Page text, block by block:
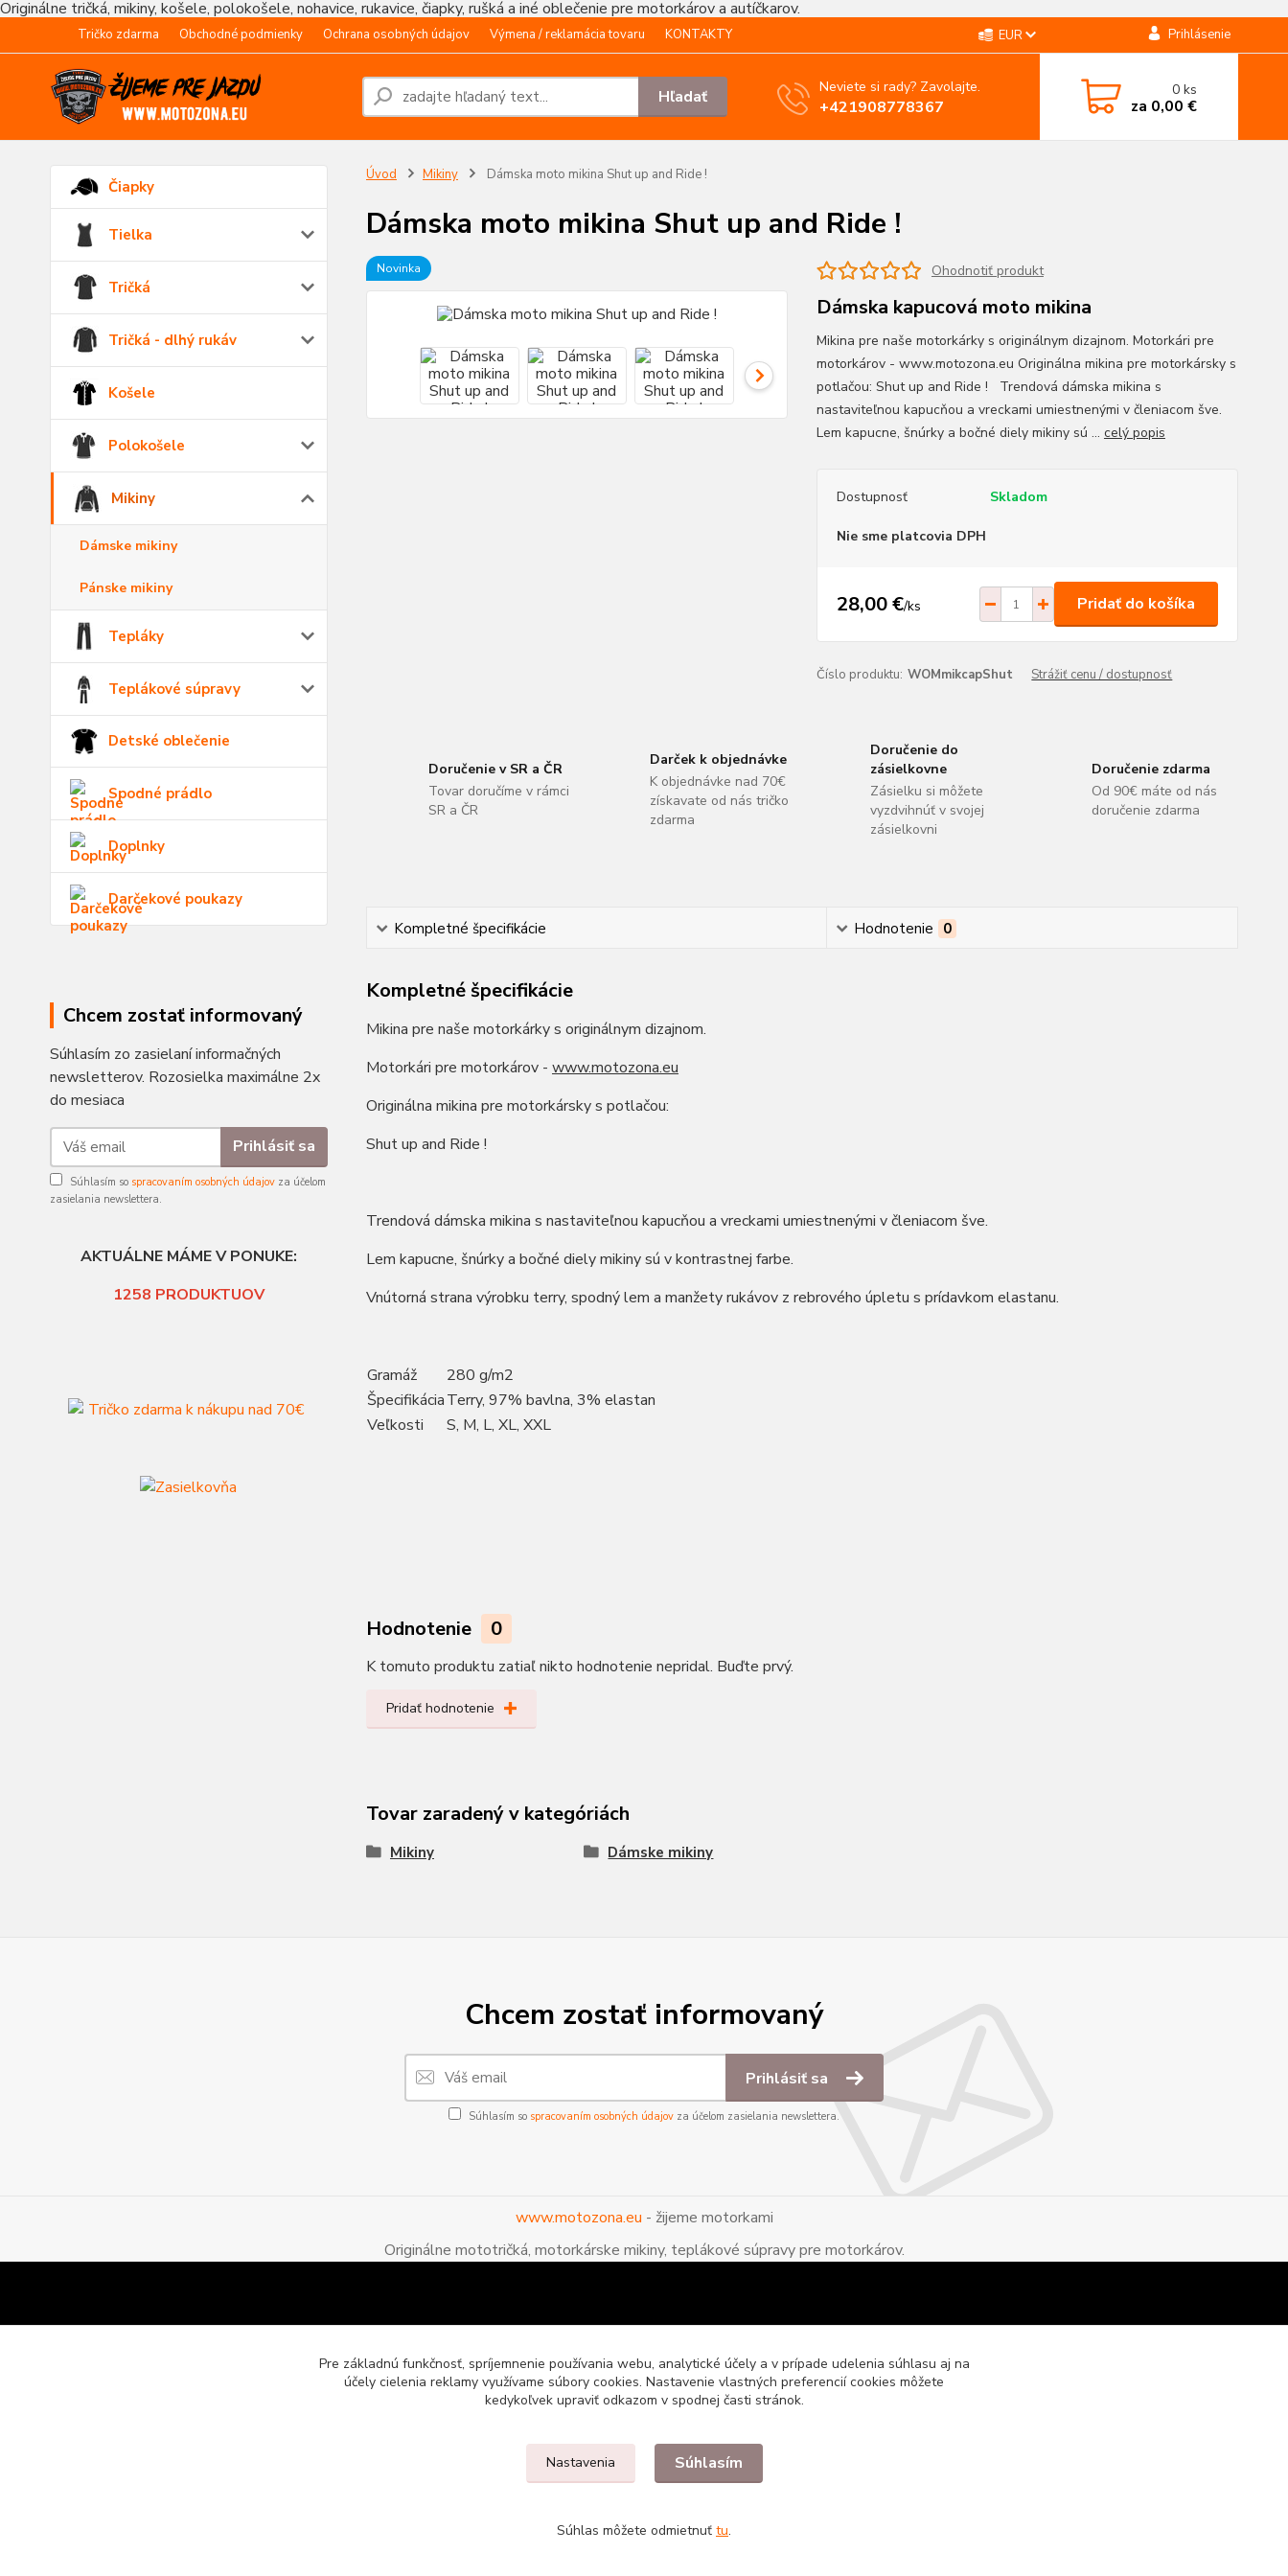
Originálne tričká, mikiny, košele, polokošele, nohavice, rukavice, čiapky, rušká a iné oblečenie pre motorkárov a autíčkarov.
Tričko zdarma Obchodné podmienky Ochrana osobných údajov Výmena / reklamácia tovaru KONTAKTY EUR Prihlásenie
Hľadať Neviete si rady? Zavolajte.
+421908778367
0ks
za 0,00 €
Čiapky
Tielka
Tričká
Tričká - dlhý rukáv
Košele
Polokošele
Mikiny
Dámske mikiny
Pánske mikiny
Tepláky
Teplákové súpravy
Detské oblečenie
Spodné prádlo
Doplnky
Darčekové poukazy
Chcem zostať informovaný
Súhlasím zo zasielaní informačných
newsletterov. Rozosielka maximálne 2x
do mesiaca
Prihlásiť sa
Súhlasím so spracovaním osobných údajov za účelom
zasielania newslettera.
AKTUÁLNE MÁME V PONUKE:
1258 PRODUKTUOV
Úvod Mikiny Dámska moto mikina Shut up and Ride !
Dámska moto mikina Shut up and Ride !
Novinka Ohodnotiť produkt
Dámska kapucová moto mikina
Mikina pre naše motorkárky s originálnym dizajnom. Motorkári pre
motorkárov - www.motozona.eu Originálna mikina pre motorkársky s
potlačou: Shut up and Ride ! Trendová dámska mikina s
nastaviteľnou kapucňou a vreckami umiestnenými v členiacom šve.
Lem kapucne, šnúrky a bočné diely mikiny sú ... celý popis
Dostupnosť Skladom
Nie sme platcovia DPH
28,00 €/ks Pridať do košíka
Číslo produktu: WOMmikcapShut Strážiť cenu / dostupnosť
Doručenie v SR a ČR
Tovar doručíme v rámci
SR a ČR
Darček k objednávke
K objednávke nad 70€
získavate od nás tričko
zdarma
Doručenie do
zásielkovne
Zásielku si môžete
vyzdvihnúť v svojej
zásielkovni
Doručenie zdarma
Od 90€ máte od nás
doručenie zdarma
Kompletné špecifikácie Hodnotenie 0
Kompletné špecifikácie
Mikina pre naše motorkárky s originálnym dizajnom.
Motorkári pre motorkárov - www.motozona.eu
Originálna mikina pre motorkársky s potlačou:
Shut up and Ride !
Trendová dámska mikina s nastaviteľnou kapucňou a vreckami umiestnenými v členiacom šve.
Lem kapucne, šnúrky a bočné diely mikiny sú v kontrastnej farbe.
Vnútorná strana výrobku terry, spodný lem a manžety rukávov z rebrového úpletu s prídavkom elastanu.
Gramáž
280 g/m2
ŠpecifikáciaTerry, 97% bavlna, 3% elastan
Veľkosti
S, M, L, XL, XXL
Hodnotenie 0
K tomuto produktu zatiaľ nikto hodnotenie nepridal. Buďte prvý.
Pridať hodnotenie
Tovar zaradený v kategóriách
Mikiny Dámske mikiny
Chcem zostať informovaný
Prihlásiť sa
Súhlasím so spracovaním osobných údajov za účelom zasielania newslettera.
www.motozona.eu - žijeme motorkami
Originálne mototričká, motorkárske mikiny, teplákové súpravy pre motorkárov.
Pre základnú funkčnosť, spríjemnenie používania webu, analytické účely a v prípade udelenia súhlasu aj na
účely cielenia reklamy využívame súbory cookies. Nastavenie vlastných preferencií cookies môžete
kedykoľvek upraviť odkazom v spodnej časti stránok.
Nastavenia Súhlasím
Súhlas môžete odmietnuť tu.